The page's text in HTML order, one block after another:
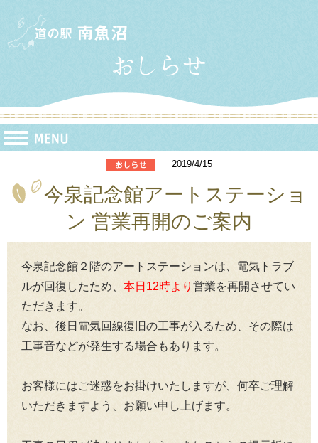
2019/4/15
今泉記念館アートステーショ
ン 営業再開のご案内
今泉記念館２階のアートステーションは、電気トラブ
ルが回復したため、 本日12時より 営業を再開させてい
ただきます。
なお、後日電気回線復旧の工事が入るため、その際は
工事音などが発生する場合もあります。
お客様にはご迷惑をお掛けいたしますが、何卒ご理解
いただきますよう、お願い申し上げます。